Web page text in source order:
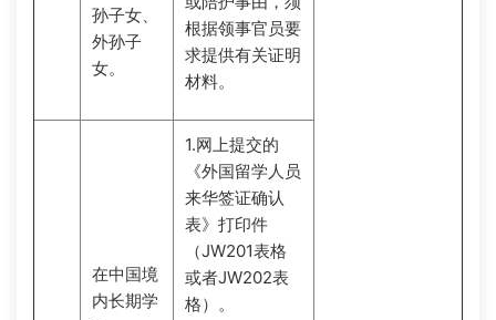
孙子女、
外孙子
女。
根据领事官员要
求提供有关证明
材料。
在中国境
内长期学
1.网上提交的
《外国留学人员
来华签证确认
表》打印件
（JW201表格
或者JW202表
格）。